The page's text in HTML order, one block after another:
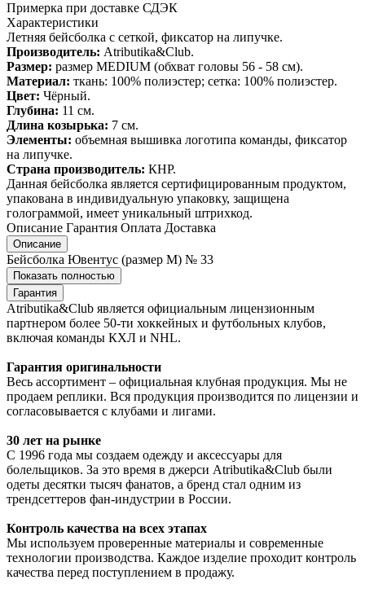
Примерка при доставке СДЭК
Характеристики
Летняя бейсболка с сеткой, фиксатор на липучке.
Производитель: Atributika&Club.
Размер: размер MEDIUM (обхват головы 56 - 58 см).
Материал: ткань: 100% полиэстер; сетка: 100% полиэстер.
Цвет: Чёрный.
Глубина: 11 см.
Длина козырька: 7 см.
Элементы: объемная вышивка логотипа команды, фиксатор
на липучке.
Страна производитель: КНР.
Данная бейсболка является сертифицированным продуктом,
упакована в индивидуальную упаковку, защищена
голограммой, имеет уникальный штрихкод.
Описание Гарантия Оплата Доставка
Описание
Бейсболка Ювентус (размер M) № 33
Показать полностью
Гарантия
Atributika&Club является официальным лицензионным
партнером более 50-ти хоккейных и футбольных клубов,
включая команды КХЛ и NHL.
Гарантия оригинальности
Весь ассортимент – официальная клубная продукция. Мы не
продаем реплики. Вся продукция производится по лицензии и
согласовывается с клубами и лигами.
30 лет на рынке
С 1996 года мы создаем одежду и аксессуары для
болельщиков. За это время в джерси Atributika&Club были
одеты десятки тысяч фанатов, а бренд стал одним из
трендсеттеров фан-индустрии в России.
Контроль качества на всех этапах
Мы используем проверенные материалы и современные
технологии производства. Каждое изделие проходит контроль
качества перед поступлением в продажу.